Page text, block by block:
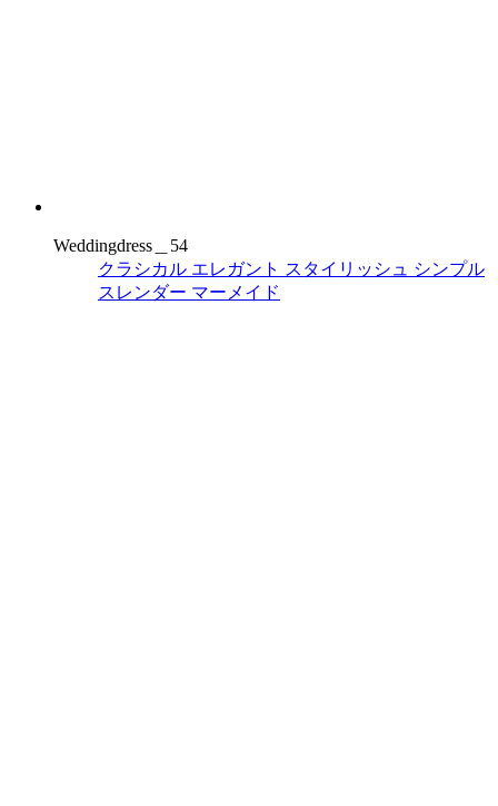
Weddingdress＿54
クラシカル エレガント スタイリッシュ
シンプル
スレンダー マーメイド